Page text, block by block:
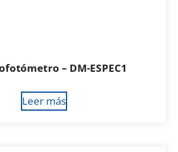
– DM-ESPEC1
Leer más